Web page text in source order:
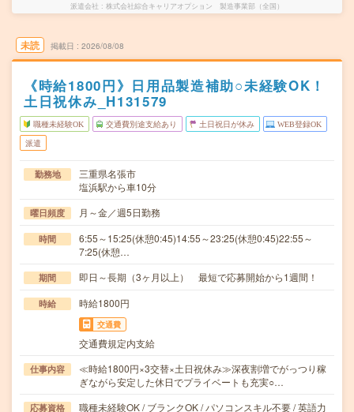
派遣会社 株式会社綜合キャリアオプション 製造事業部（全国）
未読 掲載日 2026/08/08
《時給1800円》日用品製造補助○未経験OK！
土日祝休み_H131579
職種未経験OK 交通費別途支給あり 土日祝日が休み WEB登録OK
派遣
勤務地
三重県名張市
塩浜駅から車10分
曜日頻度 月～金／週5日勤務
時間
6:55～15:25(休憩0:45)14:55～23:25(休憩0:45)22:55～
7:25(休憩…
期間 即日～長期（3ヶ月以上） 最短で応募開始から1週間！
時給 時給1800円
交通費
交通費規定内支給
仕事内容
≪時給1800円×3交替×土日祝休み≫深夜割増でがっつり稼
ぎながら安定した休日でプライベートも充実○…
応募資格
職種未経験OK / ブランクOK / パソコンスキル不要 / 英語力